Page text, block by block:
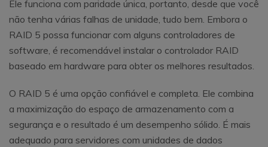
Ele funciona com paridade única, portanto, desde que você
não tenha várias falhas de unidade, tudo bem. Embora o
RAID 5 possa funcionar com alguns controladores de
software, é recomendável instalar o controlador RAID
baseado em hardware para obter os melhores resultados.
O RAID 5 é uma opção confiável e completa. Ele combina
a maximização do espaço de armazenamento com a
segurança e o resultado é um desempenho sólido. É mais
adequado para servidores com unidades de dados